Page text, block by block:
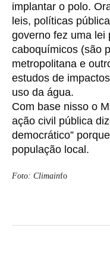
implantar o polo.
leis, políticas
governo fez uma lei
caboquímicos (são
metropolitana e
estudos de
uso da água.
Com base nisso o
ação civil pública
democrático”
população local.
Foto: Climainfo